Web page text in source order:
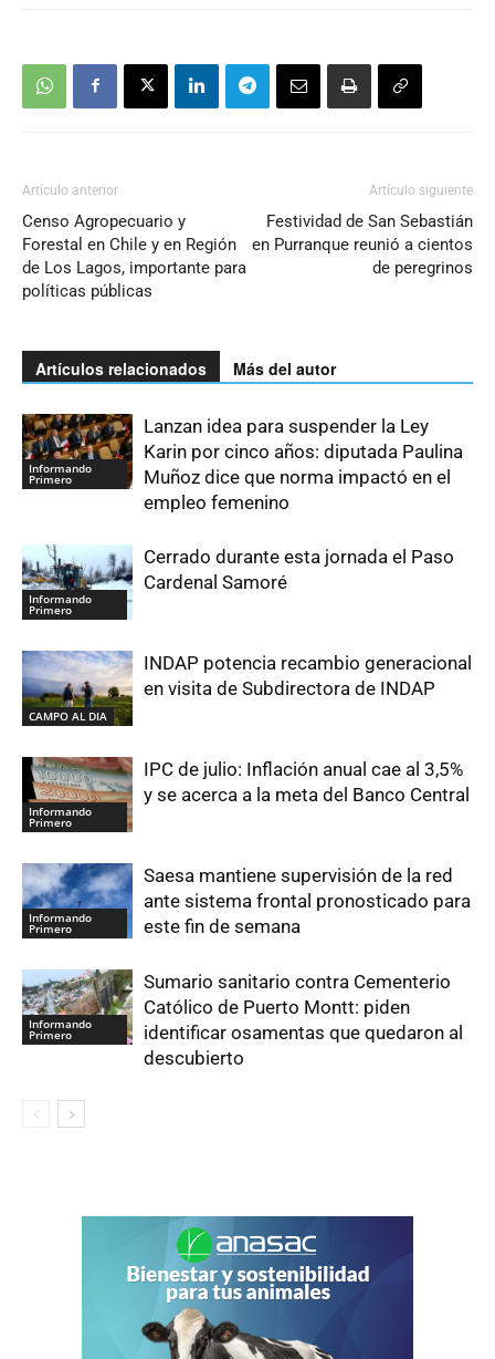
Artículo anterior
Censo Agropecuario y
Forestal en Chile y en Región
de Los Lagos, importante para
políticas públicas
Artículo siguiente
Festividad de San Sebastián
en Purranque reunió a cientos
de peregrinos
Artículos relacionados Más del autor
Informando
Primero
Lanzan idea para suspender la Ley
Karin por cinco años: diputada Paulina
Muñoz dice que norma impactó en el
empleo femenino
Informando
Primero
Cerrado durante esta jornada el Paso
Cardenal Samoré
CAMPO AL DIA
INDAP potencia recambio generacional
en visita de Subdirectora de INDAP
Informando
Primero
IPC de julio: Inflación anual cae al 3,5%
y se acerca a la meta del Banco Central
Informando
Primero
Saesa mantiene supervisión de la red
ante sistema frontal pronosticado para
este fin de semana
Informando
Primero
Sumario sanitario contra Cementerio
Católico de Puerto Montt: piden
identificar osamentas que quedaron al
descubierto